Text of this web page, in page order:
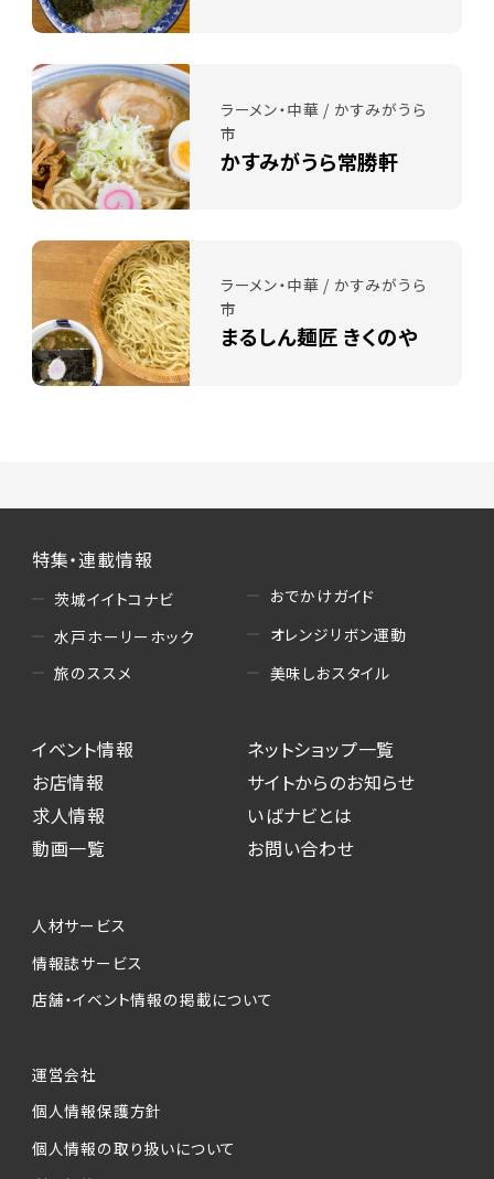
ラーメン・中華 / かすみがうら
市
かすみがうら常勝軒
ラーメン・中華 / かすみがうら
市
まるしん麺匠 きくのや
特集・連載情報
茨城イイトコナビ
水戸ホーリーホック
旅のススメ
おでかけガイド
オレンジリボン運動
美味しおスタイル
イベント情報
お店情報
求人情報
動画一覧
ネットショップ一覧
サイトからのお知らせ
いばナビとは
お問い合わせ
人材サービス
情報誌サービス
店舗・イベント情報の掲載について
運営会社
個人情報保護方針
個人情報の取り扱いについて